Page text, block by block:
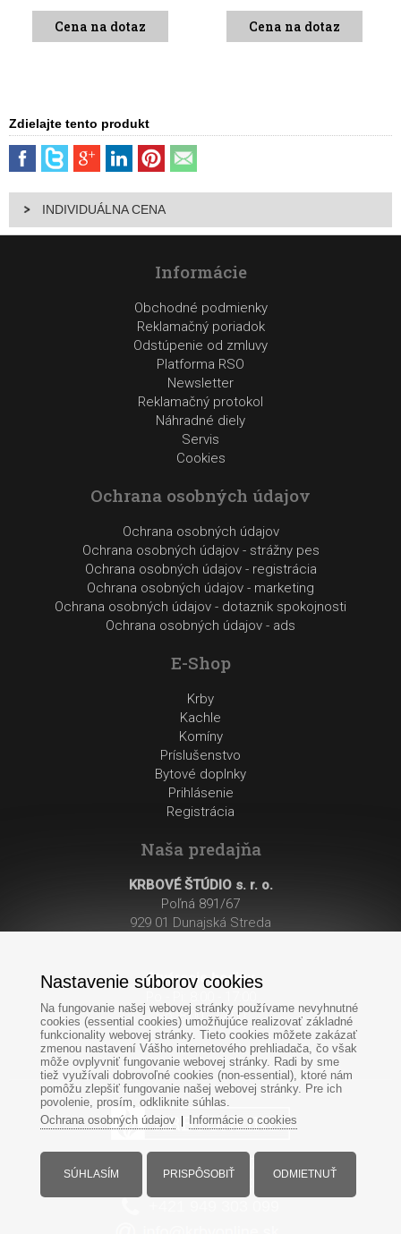
Cena na dotaz Cena na dotaz
Zdielajte tento produkt
INDIVIDUÁLNA CENA
Informácie
Obchodné podmienky
Reklamačný poriadok
Odstúpenie od zmluvy
Platforma RSO
Newsletter
Reklamačný protokol
Náhradné diely
Servis
Cookies
Ochrana osobných údajov
Ochrana osobných údajov
Ochrana osobných údajov - strážny pes
Ochrana osobných údajov - registrácia
Ochrana osobných údajov - marketing
Ochrana osobných údajov - dotaznik spokojnosti
Ochrana osobných údajov - ads
E-Shop
Krby
Kachle
Komíny
Príslušenstvo
Bytové doplnky
Prihlásenie
Registrácia
Naša predajňa
KRBOVÉ ŠTÚDIO s. r. o.
Poľná 891/67
929 01 Dunajská Streda
Otváracie hodiny:
So: 8:00 - 12:00
Po-Pi: 8:00 - 17:00
So: 8:00 - 12:00
Nastavenie súborov cookies
Na fungovanie našej webovej stránky používame nevyhnutné
cookies (essential cookies) umožňujúce realizovať základné
funkcionality webovej stránky. Tieto cookies môžete zakázať
zmenou nastavení Vášho internetového prehliadača, čo však
môže ovplyvniť fungovanie webovej stránky. Radi by sme
tiež využívali dobrovoľné cookies (non-essential), ktoré nám
pomôžu zlepšiť fungovanie našej webovej stránky. Pre ich
povolenie, prosím, odkliknite súhlas.
Ochrana osobných údajov| Informácie o cookies
SÚHLASÍM PRISPÔSOBIŤ ODMIETNUŤ